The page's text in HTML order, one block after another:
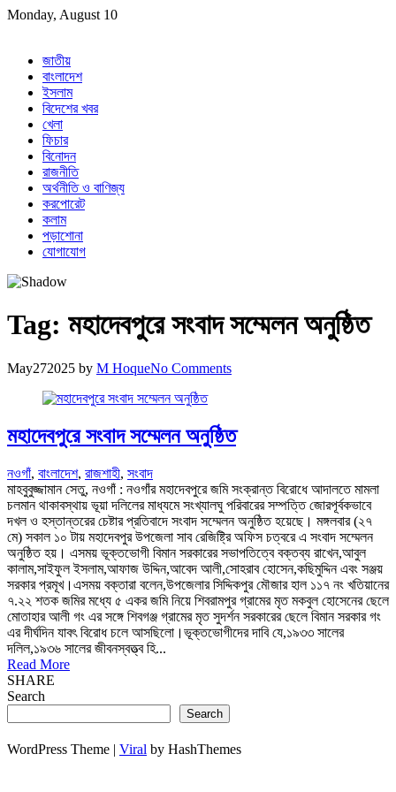
Skip
Monday, August 10
জাতীয়
বাংলাদেশ
ইসলাম
বিদেশের খবর
খেলা
ফিচার
বিনোদন
রাজনীতি
অর্থনীতি ও বাণিজ্য
করপোরেট
কলাম
পড়াশোনা
যোগাযোগ
Tag: মহাদেবপুরে সংবাদ সম্মেলন অনুষ্ঠিত
May272025 by M HoqueNo Comments
মহাদেবপুরে সংবাদ সম্মেলন অনুষ্ঠিত
নওগাঁ, বাংলাদেশ, রাজশাহী, সংবাদ
মাহবুবুজ্জামান সেতু, নওগাঁ : নওগাঁর মহাদেবপুরে জমি সংক্রান্ত বিরোধে আদালতে মামলা
চলমান থাকাবস্থায় ভূয়া দলিলের মাধ্যমে সংখ্যালঘু পরিবারের সম্পত্তি জোরপূর্বকভাবে
দখল ও হস্তান্তরের চেষ্টার প্রতিবাদে সংবাদ সম্মেলন অনুষ্ঠিত হয়েছে। মঙ্গলবার (২৭
মে) সকাল ১০ টায় মহাদেবপুর উপজেলা সাব রেজিষ্ট্রি অফিস চত্বরে এ সংবাদ সম্মেলন
অনুষ্ঠিত হয়। এসময় ভূক্তভোগী বিমান সরকারের সভাপতিত্বে বক্তব্য রাখেন,আবুল
কালাম,সাইফুল ইসলাম,আফাজ উদ্দিন,আবেদ আলী,সোহরাব হোসেন,কছিমুদ্দিন এবং সঞ্জয়
সরকার প্রমূখ।এসময় বক্তারা বলেন,উপজেলার সিদ্দিকপুর মৌজার হাল ১১৭ নং খতিয়ানের
৭.২২ শতক জমির মধ্যে ৫ একর জমি নিয়ে শিবরামপুর গ্রামের মৃত মকবুল হোসেনের ছেলে
মোতাহার আলী গং এর সঙ্গে শিবগঞ্জ গ্রামের মৃত সুদর্শন সরকারের ছেলে বিমান সরকার গং
এর দীর্ঘদিন যাবৎ বিরোধ চলে আসছিলো।ভূক্তভোগীদের দাবি যে,১৯৩৩ সালের
দলিল,১৯৩৬ সালের জীবনস্বত্ত্ব হি...
Read More
SHARE
Search
Search
WordPress Theme | Viral by HashThemes